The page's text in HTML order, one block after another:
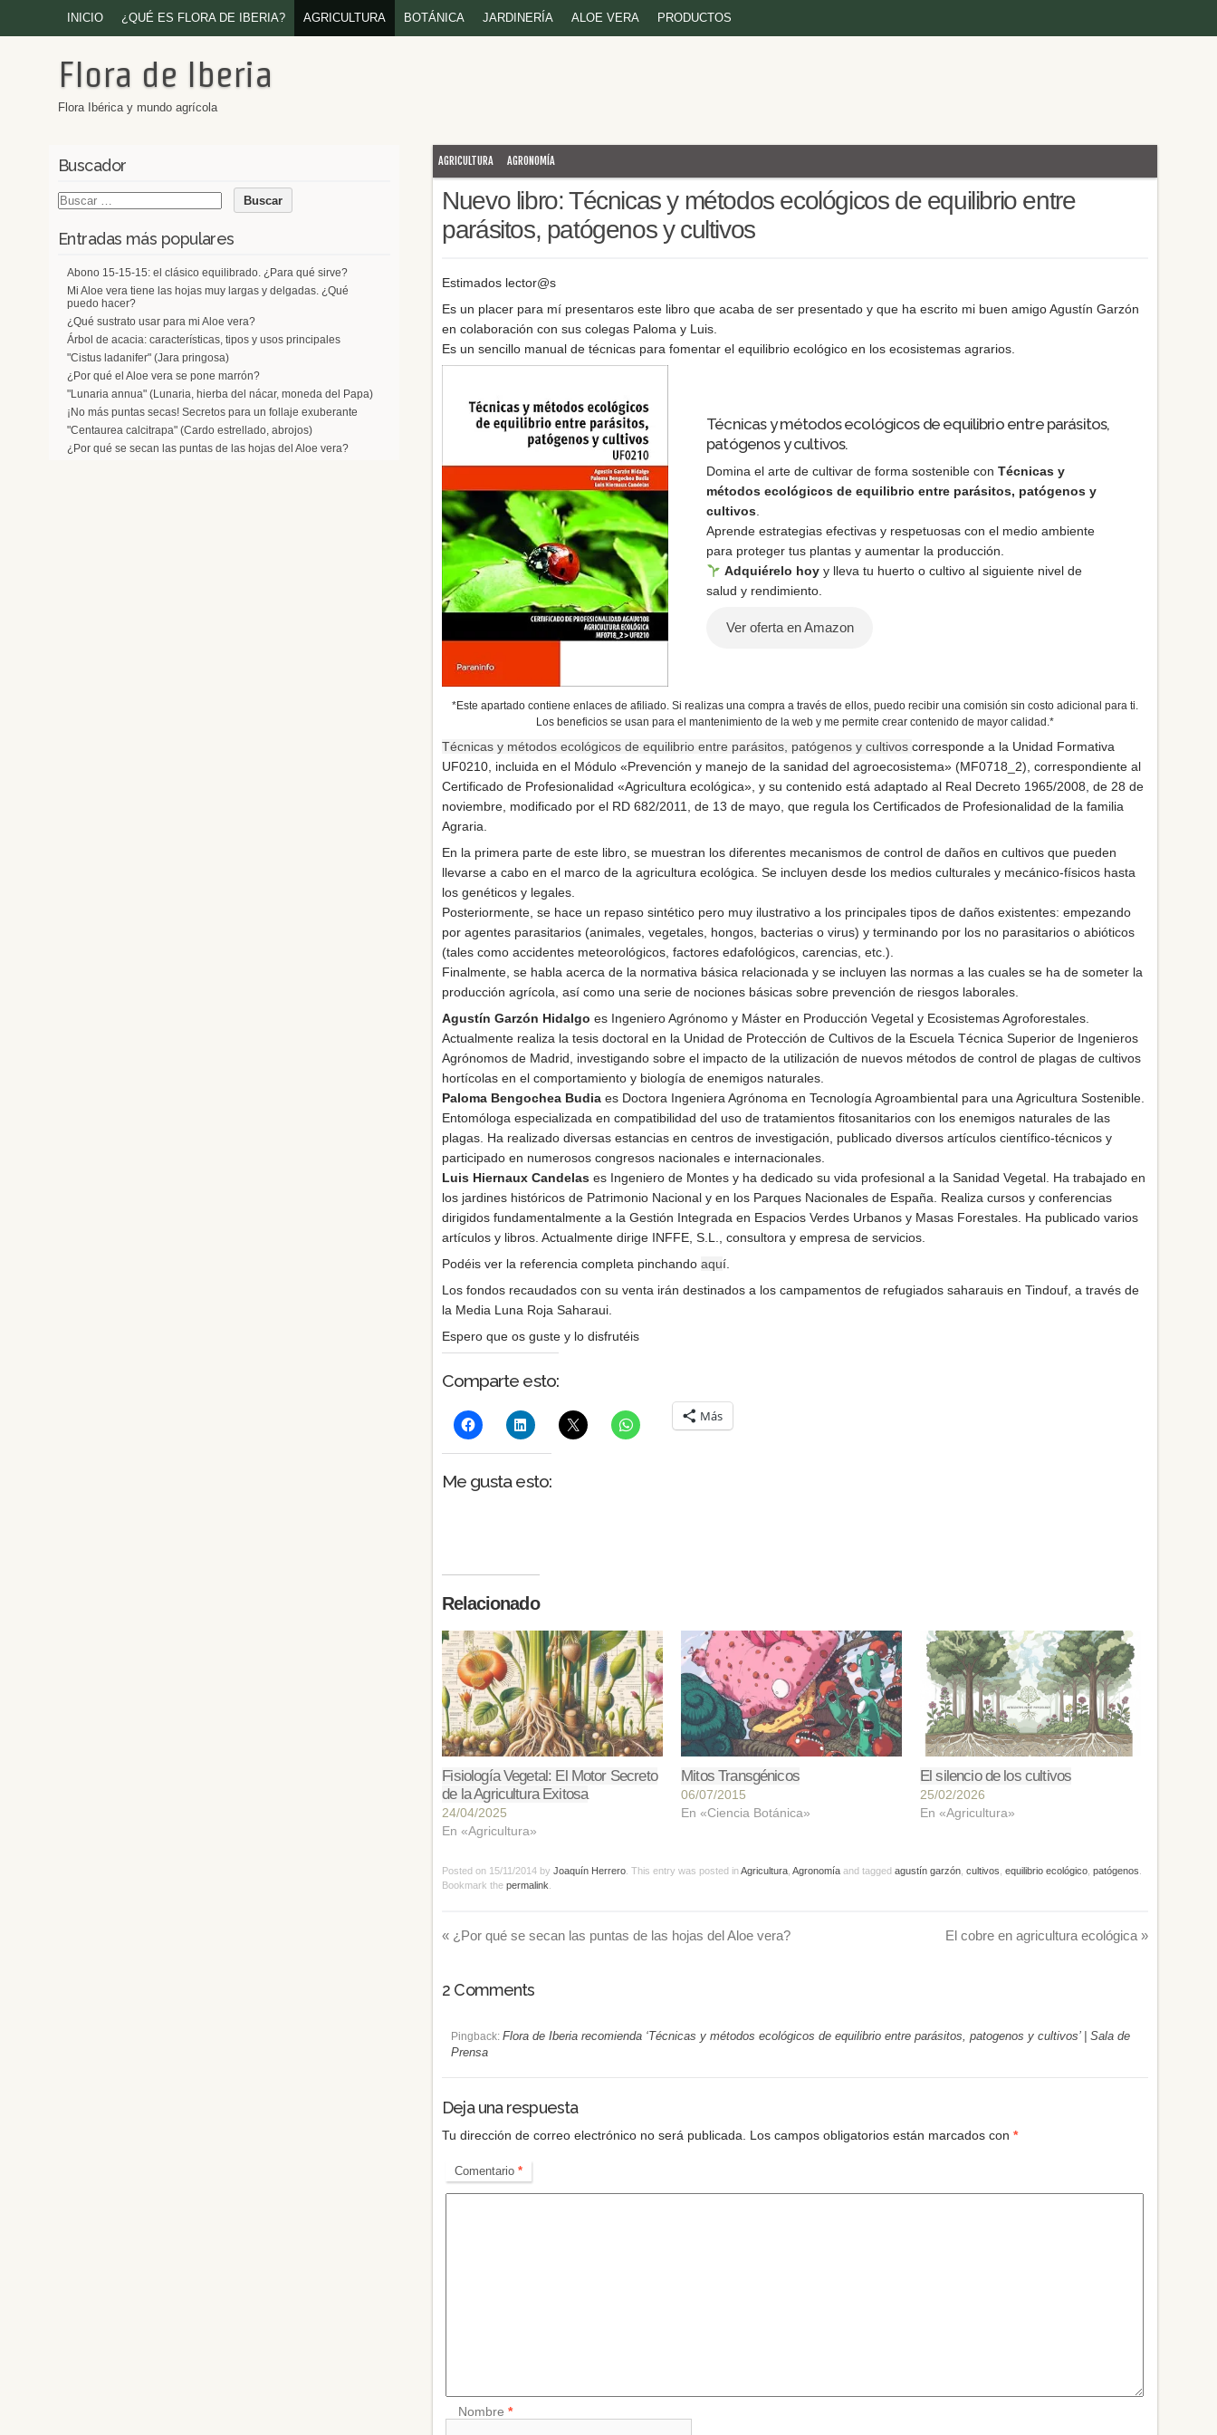
INICIO ¿QUÉ ES FLORA DE IBERIA? AGRICULTURA BOTÁNICA JARDINERÍA ALOE VERA PRODUCTOS
Flora de Iberia
Flora Ibérica y mundo agrícola
AGRICULTURA AGRONOMÍA
Nuevo libro: Técnicas y métodos ecológicos de equilibrio entre
parásitos, patógenos y cultivos
Estimados lector@s
Es un placer para mí presentaros este libro que acaba de ser presentado y que ha escrito mi buen amigo Agustín Garzón
en colaboración con sus colegas Paloma y Luis.
Es un sencillo manual de técnicas para fomentar el equilibrio ecológico en los ecosistemas agrarios.
Técnicas y métodos ecológicos de equilibrio entre parásitos,
patógenos y cultivos.
Domina el arte de cultivar de forma sostenible conTécnicas y
métodos ecológicos de equilibrio entre parásitos, patógenos y
cultivos.
Aprende estrategias efectivas y respetuosas con el medio ambiente
para proteger tus plantas y aumentar la producción.
Adquiérelo hoy y lleva tu huerto o cultivo al siguiente nivel de
salud y rendimiento.
Ver oferta en Amazon
*Este apartado contiene enlaces de afiliado. Si realizas una compra a través de ellos, puedo recibir una comisión sin costo adicional para ti.
Los beneficios se usan para el mantenimiento de la web y me permite crear contenido de mayor calidad.*
Técnicas y métodos ecológicos de equilibrio entre parásitos, patógenos y cultivoscorresponde a la Unidad Formativa
UF0210, incluida en el Módulo «Prevención y manejo de la sanidad del agroecosistema» (MF0718_2), correspondiente al
Certificado de Profesionalidad «Agricultura ecológica», y su contenido está adaptado al Real Decreto 1965/2008, de 28 de
noviembre, modificado por el RD 682/2011, de 13 de mayo, que regula los Certificados de Profesionalidad de la familia
Agraria.
En la primera parte de este libro, se muestran los diferentes mecanismos de control de daños en cultivos que pueden
llevarse a cabo en el marco de la agricultura ecológica. Se incluyen desde los medios culturales y mecánico-físicos hasta
los genéticos y legales.
Posteriormente, se hace un repaso sintético pero muy ilustrativo a los principales tipos de daños existentes: empezando
por agentes parasitarios (animales, vegetales, hongos, bacterias o virus) y terminando por los no parasitarios o abióticos
(tales como accidentes meteorológicos, factores edafológicos, carencias, etc.).
Finalmente, se habla acerca de la normativa básica relacionada y se incluyen las normas a las cuales se ha de someter la
producción agrícola, así como una serie de nociones básicas sobre prevención de riesgos laborales.
Agustín Garzón Hidalgo es Ingeniero Agrónomo y Máster en Producción Vegetal y Ecosistemas Agroforestales.
Actualmente realiza la tesis doctoral en la Unidad de Protección de Cultivos de la Escuela Técnica Superior de Ingenieros
Agrónomos de Madrid, investigando sobre el impacto de la utilización de nuevos métodos de control de plagas de cultivos
hortícolas en el comportamiento y biología de enemigos naturales.
Paloma Bengochea Budia es Doctora Ingeniera Agrónoma en Tecnología Agroambiental para una Agricultura Sostenible.
Entomóloga especializada en compatibilidad del uso de tratamientos fitosanitarios con los enemigos naturales de las
plagas. Ha realizado diversas estancias en centros de investigación, publicado diversos artículos científico-técnicos y
participado en numerosos congresos nacionales e internacionales.
Luis Hiernaux Candelas es Ingeniero de Montes y ha dedicado su vida profesional a la Sanidad Vegetal. Ha trabajado en
los jardines históricos de Patrimonio Nacional y en los Parques Nacionales de España. Realiza cursos y conferencias
dirigidos fundamentalmente a la Gestión Integrada en Espacios Verdes Urbanos y Masas Forestales. Ha publicado varios
artículos y libros. Actualmente dirige INFFE, S.L., consultora y empresa de servicios.
Podéis ver la referencia completa pinchandoaquí.
Los fondos recaudados con su venta irán destinados a los campamentos de refugiados saharauis en Tindouf, a través de
la Media Luna Roja Saharaui.
Espero que os guste y lo disfrutéis
Comparte esto:
Más
Me gusta esto:
Relacionado
Fisiología Vegetal: El Motor Secreto
de la Agricultura Exitosa
24/04/2025
En «Agricultura»
Mitos Transgénicos
06/07/2015
En «Ciencia Botánica»
El silencio de los cultivos
25/02/2026
En «Agricultura»
Posted on 15/11/2014 by Joaquín Herrero. This entry was posted inAgricultura,Agronomía and taggedagustín garzón,cultivos,equilibrio ecológico,patógenos.
Bookmark thepermalink.
« ¿Por qué se secan las puntas de las hojas del Aloe vera? El cobre en agricultura ecológica»
2 Comments
Pingback:Flora de Iberia recomienda ‘Técnicas y métodos ecológicos de equilibrio entre parásitos, patogenos y cultivos’ | Sala de
Prensa
Deja una respuesta
Tu dirección de correo electrónico no será publicada. Los campos obligatorios están marcados con*
Comentario*
Nombre*
Buscador
Entradas más populares
Abono 15-15-15: el clásico equilibrado. ¿Para qué sirve?
Mi Aloe vera tiene las hojas muy largas y delgadas. ¿Qué
puedo hacer?
¿Qué sustrato usar para mi Aloe vera?
Árbol de acacia: características, tipos y usos principales
"Cistus ladanifer" (Jara pringosa)
¿Por qué el Aloe vera se pone marrón?
"Lunaria annua" (Lunaria, hierba del nácar, moneda del Papa)
¡No más puntas secas! Secretos para un follaje exuberante
"Centaurea calcitrapa" (Cardo estrellado, abrojos)
¿Por qué se secan las puntas de las hojas del Aloe vera?